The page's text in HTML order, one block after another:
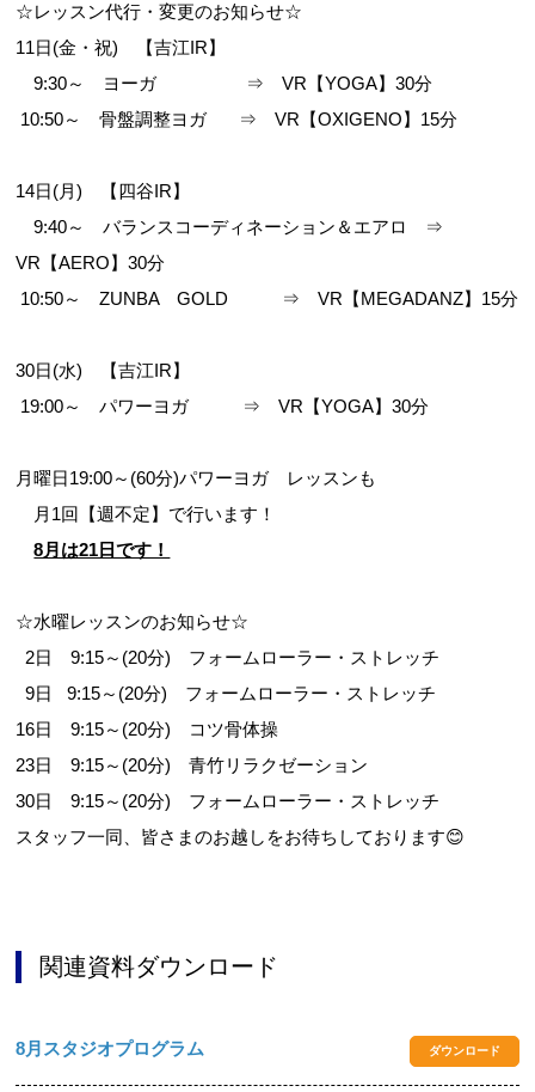
☆レッスン代行・変更のお知らせ☆
11日(金・祝) 【吉江IR】
9:30～ ヨーガ ⇒ VR【YOGA】30分
10:50～ 骨盤調整ヨガ ⇒ VR【OXIGENO】15分
14日(月) 【四谷IR】
9:40～ バランスコーディネーション＆エアロ ⇒
VR【AERO】30分
10:50～ ZUNBA GOLD ⇒ VR【MEGADANZ】15分
30日(水) 【吉江IR】
19:00～ パワーヨガ ⇒ VR【YOGA】30分
月曜日19:00～(60分)パワーヨガ レッスンも
月1回【週不定】で行います！
8月は21日です！
☆水曜レッスンのお知らせ☆
2日 9:15～(20分) フォームローラー・ストレッチ
9日 9:15～(20分) フォームローラー・ストレッチ
16日 9:15～(20分) コツ骨体操
23日 9:15～(20分) 青竹リラクゼーション
30日 9:15～(20分) フォームローラー・ストレッチ
スタッフ一同、皆さまのお越しをお待ちしております😊
関連資料ダウンロード
8月スタジオプログラム ダウンロード